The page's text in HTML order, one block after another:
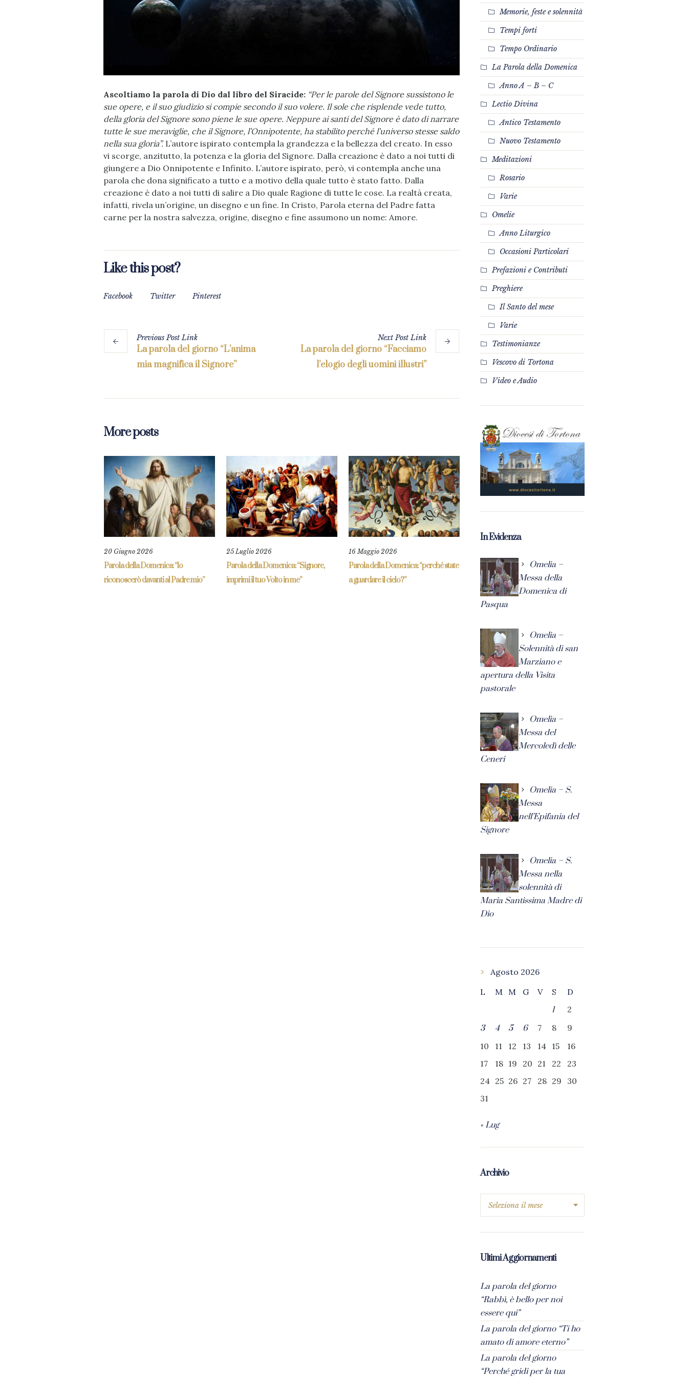
Ascoltiamo la parola di Dio dal libro del Siracide: “Per le parole del Signore sussistono le
sue opere, e il suo giudizio si compie secondo il suo volere. Il sole che risplende vede tutto,
della gloria del Signore sono piene le sue opere. Neppure ai santi del Signore è dato di narrare
tutte le sue meraviglie, che il Signore, l’Onnipotente, ha stabilito perché l’universo stesse saldo
nella sua gloria”.L’autore ispirato contempla la grandezza e la bellezza del creato. In esso
vi scorge, anzitutto, la potenza e la gloria del Signore. Dalla creazione è dato a noi tutti di
giungere a Dio Onnipotente e Infinito. L’autore ispirato, però, vi contempla anche una
parola che dona significato a tutto e a motivo della quale tutto è stato fatto. Dalla
creazione è dato a noi tutti di salire a Dio quale Ragione di tutte le cose. La realtà creata,
infatti, rivela un’origine, un disegno e un fine. In Cristo, Parola eterna del Padre fatta
carne per la nostra salvezza, origine, disegno e fine assumono un nome: Amore.
Like this post?
Facebook Twitter Pinterest
PreviousPostLink
La parola del giorno “L’anima
mia magnifica il Signore”
NextPostLink
La parola del giorno “Facciamo
l’elogio degli uomini illustri”
More posts
20 Giugno 2026
Parola della Domenica: “lo
riconoscerò davanti al Padre mio”
25 Luglio 2026
Parola della Domenica: “Signore,
imprimi il tuo Volto in me”
16 Maggio 2026
Parola della Domenica: “perché state
a guardare il cielo?”
Memorie, feste e solennità
Tempi forti
Tempo Ordinario
La Parola della Domenica
Anno A – B – C
Lectio Divina
Antico Testamento
Nuovo Testamento
Meditazioni
Rosario
Varie
Omelie
Anno Liturgico
Occasioni Particolari
Prefazioni e Contributi
Preghiere
Il Santo del mese
Varie
Testimonianze
Vescovo di Tortona
Video e Audio
In Evidenza
Omelia –
Messa della
Domenica di
Pasqua
Omelia –
Solennità di san
Marziano e
apertura della Visita
pastorale
Omelia –
Messa del
Mercoledì delle
Ceneri
Omelia – S.
Messa
nell’Epifania del
Signore
Omelia – S.
Messa nella
solennità di
Maria Santissima Madre di
Dio
Agosto 2026
L
M M G V S
D
1
2
3
4 5 6 7 8
9
10
11 12 13 14 15
16
17
18 19 20 21 22
23
24 25 26 27 28 29
30
31
« Lug
Archivio
Ultimi Aggiornamenti
La parola del giorno
“Rabbì, è bello per noi
essere qui”
La parola del giorno “Ti ho
amato di amore eterno”
La parola del giorno
“Perché gridi per la tua